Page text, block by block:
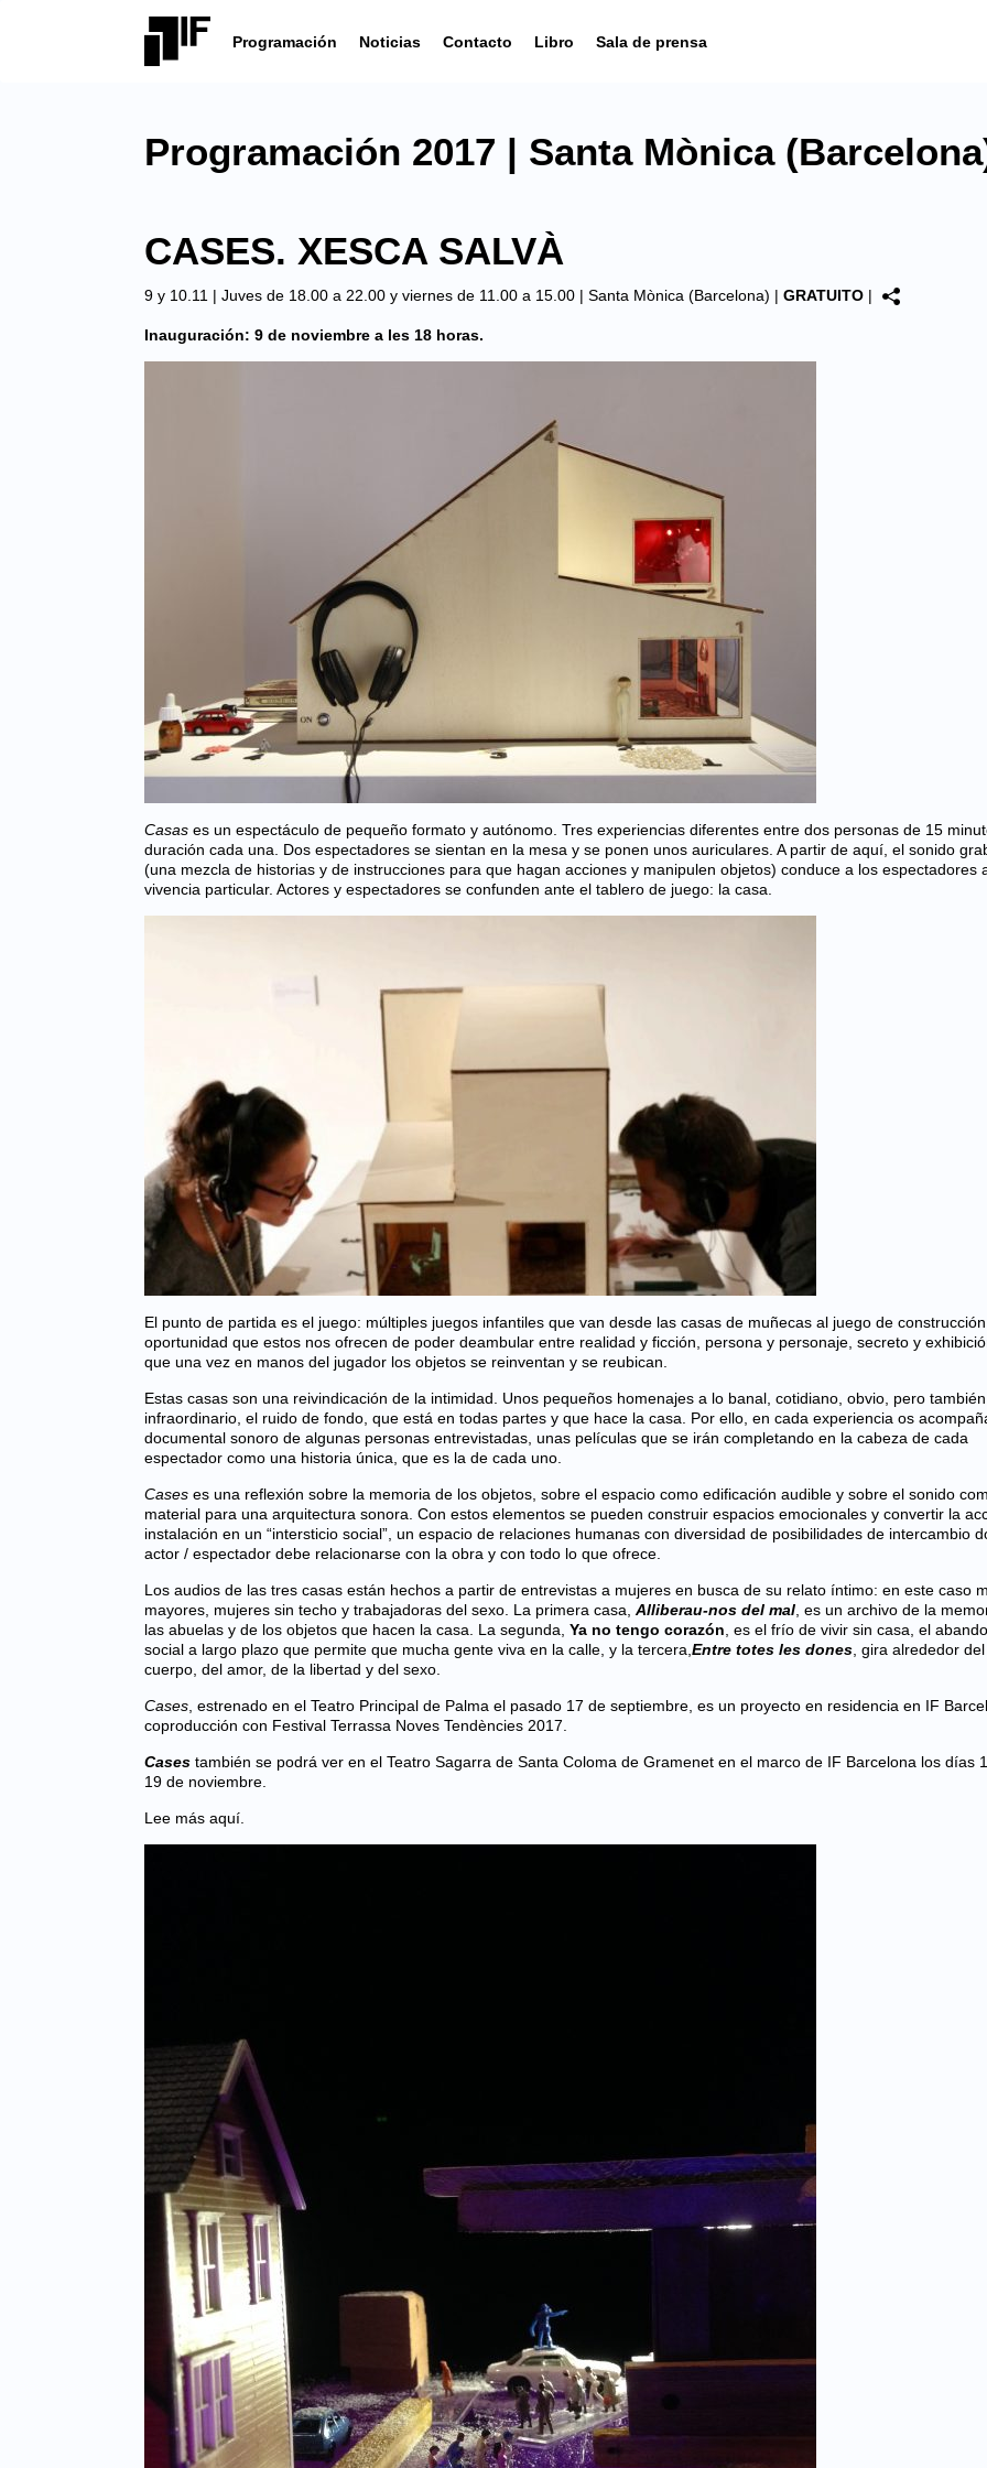
Programación Noticias Contacto Libro Sala de prensa
Programación 2017 | Santa Mònica
CASES. XESCA SALVÀ
9 y 10.11 | Juves de 18.00 a 22.00 y viernes de 11.00 a 15.00 | Santa Mònica (Barcelona) | GRATUITO |
Inauguración: 9 de noviembre a les 18 horas.
Casas es un espectáculo de pequeño formato y autónomo. Tres experiencias diferentes entre dos personas de 15
duración cada una. Dos espectadores se sientan en la mesa y se ponen unos auriculares. A partir de aquí, el sonido
(una mezcla de historias y de instrucciones para que hagan acciones y manipulen objetos) conduce a los espectadores
vivencia particular. Actores y espectadores se confunden ante el tablero de juego: la casa.
El punto de partida es el juego: múltiples juegos infantiles que van desde las casas de muñecas al juego de
oportunidad que estos nos ofrecen de poder deambular entre realidad y ficción, persona y personaje, secreto y
que una vez en manos del jugador los objetos se reinventan y se reubican.
Estas casas son una reivindicación de la intimidad. Unos pequeños homenajes a lo banal, cotidiano, obvio, pero
infraordinario, el ruido de fondo, que está en todas partes y que hace la casa. Por ello, en cada experiencia os
documental sonoro de algunas personas entrevistadas, unas películas que se irán completando en la cabeza de cada
espectador como una historia única, que es la de cada uno.
Cases es una reflexión sobre la memoria de los objetos, sobre el espacio como edificación audible y sobre el sonido
material para una arquitectura sonora. Con estos elementos se pueden construir espacios emocionales y convertir la
instalación en un “intersticio social”, un espacio de relaciones humanas con diversidad de posibilidades de intercambio
actor / espectador debe relacionarse con la obra y con todo lo que ofrece.
Los audios de las tres casas están hechos a partir de entrevistas a mujeres en busca de su relato íntimo: en este caso
mayores, mujeres sin techo y trabajadoras del sexo. La primera casa, Alliberau-nos del mal , es un archivo de la
las abuelas y de los objetos que hacen la casa. La segunda, Ya no tengo corazón , es el frío de vivir sin casa, el
social a largo plazo que permite que mucha gente viva en la calle, y la tercera, Entre totes les dones , gira alrededor del
cuerpo, del amor, de la libertad y del sexo.
Cases , estrenado en el Teatro Principal de Palma el pasado 17 de septiembre, es un proyecto en residencia en IF
coproducción con Festival Terrassa Noves Tendències 2017
Cases también se podrá ver en el Teatro Sagarra de Santa Coloma de Gramenet en el marco de IF Barcelona los días
19 de noviembre.
Lee más aquí.